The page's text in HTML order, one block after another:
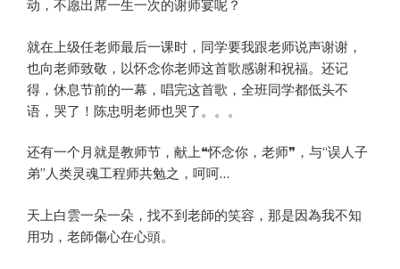
动，不愿出席一生一次的谢师宴呢？
就在上级任老师最后一课时，同学要我跟老师说声谢谢，
也向老师致敬，以怀念你老师这首歌感谢和祝福。还记
得，休息节前的一幕，唱完这首歌，全班同学都低头不
语，哭了！陈忠明老师也哭了。。。
还有一个月就是教师节，献上❝怀念你，老师❞，与“误人子
弟”人类灵魂工程师共勉之，呵呵…
天上白雲一朵一朵，找不到老師的笑容，那是因為我不知
用功，老師傷心在心頭。